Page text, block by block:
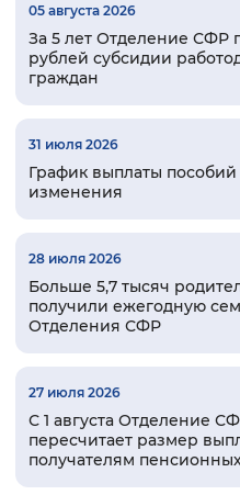
05 августа 2026
За 5 лет Отделение СФР
рублей субсидии
граждан
31 июля 2026
График выплаты пособий
изменения
28 июля 2026
Больше 5,7 тысяч
получили ежегодную
Отделения СФР
27 июля 2026
С 1 августа Отделение
пересчитает размер
получателям